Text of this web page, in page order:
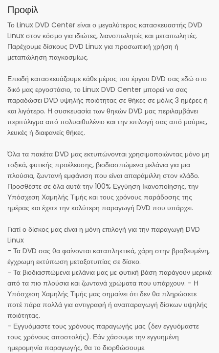
Προφίλ
Το Linux DVD Center είναι ο μεγαλύτερος κατασκευαστής DVD
Linux στον κόσμο για ιδιώτες, λιανοπωλητές και μεταπωλητές.
Παρέχουμε δίσκους DVD Linux για προσωπική χρήση ή
μεταπώληση παγκοσμίως.
Επειδή κατασκευάζουμε κάθε μέρος του έργου DVD σας εδώ στο
δικό μας εργοστάσιο, το Linux DVD Center μπορεί να σας
παραδώσει DVD υψηλής ποιότητας σε θήκες σε μόλις 3 ημέρες ή
και λιγότερο. Η συσκευασία των θηκών DVD μας περιλαμβάνει
περιτύλιγμα από πολυαιθυλένιο και την επιλογή σας από μαύρες,
λευκές ή διαφανείς θήκες.
Όλα τα πακέτα DVD μας εκτυπώνονται χρησιμοποιώντας μόνο μη
τοξικά, φυτικής προέλευσης, βιοδιασπώμενα μελάνια για μια
πλούσια, ζωντανή εμφάνιση που είναι απαράμιλλη στον κλάδο.
Προσθέστε σε όλα αυτά την 100% Εγγύηση Ικανοποίησης, την
Υπόσχεση Χαμηλής Τιμής και τους χρόνους παράδοσης της
ημέρας και έχετε την καλύτερη παραγωγή DVD που υπάρχει.
Γιατί ο δίσκος μας είναι η μόνη επιλογή για την παραγωγή DVD
Linux
- Τα DVD σας θα φαίνονται καταπληκτικά, χάρη στην βραβευμένη,
έγχρωμη εκτύπωση μεταξοτυπίας σε δίσκο.
- Τα βιοδιασπώμενα μελάνια μας με φυτική βάση παράγουν μερικά
από τα πιο πλούσια και ζωντανά χρώματα που υπάρχουν. - Η
Υπόσχεση Χαμηλής Τιμής μας σημαίνει ότι δεν θα πληρώσετε
ποτέ πάρα πολλά για αντιγραφή ή αναπαραγωγή δίσκων υψηλής
ποιότητας.
- Εγγυόμαστε τους χρόνους παραγωγής μας (δεν εγγυόμαστε
τους χρόνους αποστολής). Εάν χάσουμε την εγγυημένη
ημερομηνία παραγωγής, θα το διορθώσουμε.